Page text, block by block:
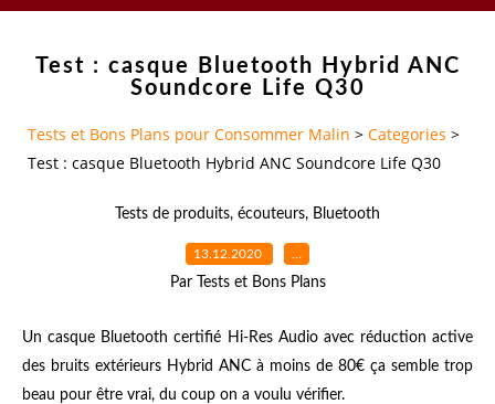
Test : casque Bluetooth Hybrid ANC
Soundcore Life Q30
Tests et Bons Plans pour Consommer Malin > Categories >
Test : casque Bluetooth Hybrid ANC Soundcore Life Q30
Tests de produits, écouteurs, Bluetooth
13.12.2020 …
Par Tests et Bons Plans
Un casque Bluetooth certifié Hi-Res Audio avec réduction active
des bruits extérieurs Hybrid ANC à moins de 80€ ça semble trop
beau pour être vrai, du coup on a voulu vérifier.